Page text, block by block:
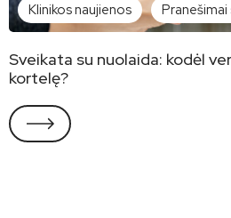
Klinikos naujienos Pranešimai
Sveikata su nuolaida: kodėl
kortelę?